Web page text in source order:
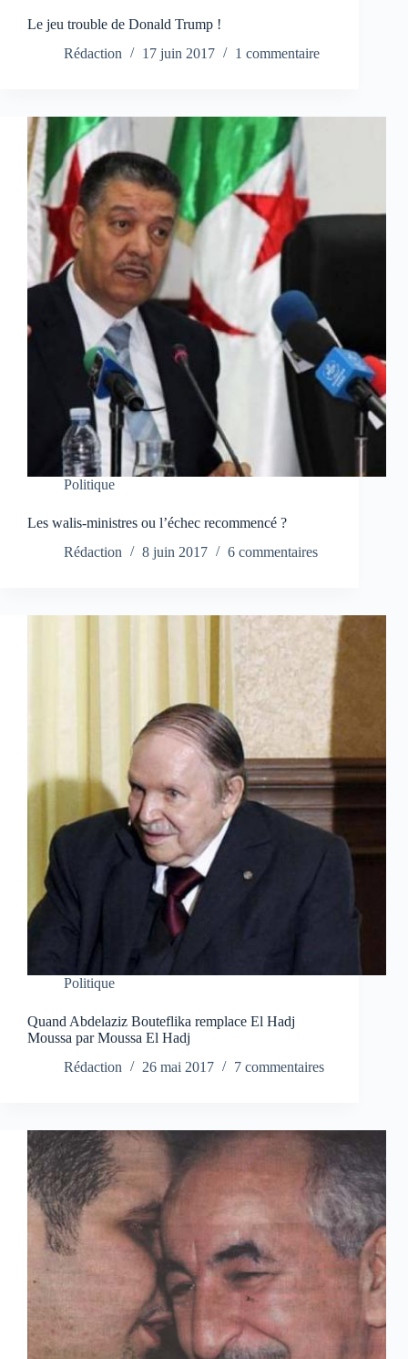
Le jeu trouble de Donald Trump !
Rédaction
17 juin 2017 1 commentaire
Politique
Les walis-ministres ou l’échec recommencé ?
Rédaction
8 juin 2017 6 commentaires
Politique
Quand Abdelaziz Bouteflika remplace El Hadj
Moussa par Moussa El Hadj
Rédaction
26 mai 2017 7 commentaires